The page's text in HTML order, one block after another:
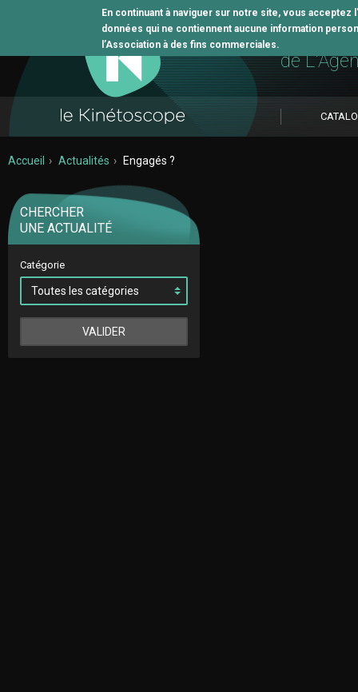
En continuant à naviguer sur notre site, vous
données qui ne contiennent aucune information
l’Association à des fins commerciales. L'outil
de
Accueil Actualités Engagés ?
CHERCHER
UNE ACTUALITÉ
Catégorie